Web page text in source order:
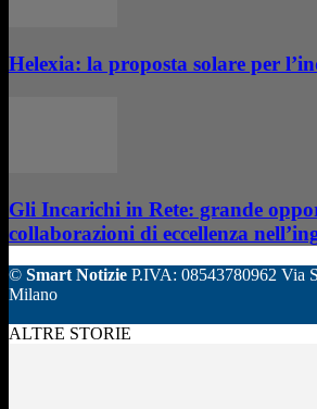
Helexia: la proposta solare per
Gli Incarichi in Rete: grande
collaborazioni di eccellenza
© Smart Notizie P.IVA: 08543780962 Via
Milano
ALTRE STORIE